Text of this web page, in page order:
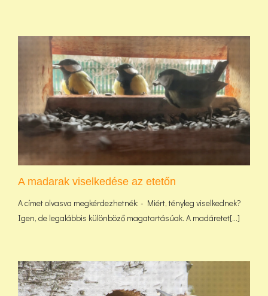
A madarak viselkedése az etetőn
A címet olvasva megkérdezhetnék: - Miért, tényleg viselkednek?
Igen, de legalábbis különböző magatartásúak. A madáretet[...]